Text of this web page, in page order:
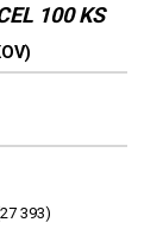
100 KS
393)